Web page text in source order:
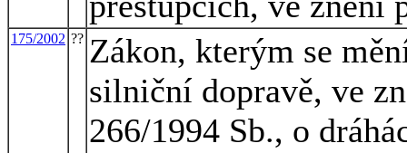
175/2002 ?? Zákon, kterým se
silniční dopravě, ve
266/1994 Sb., o